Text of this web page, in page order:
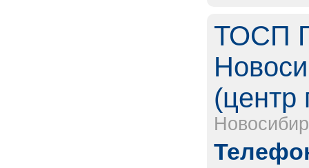
ТОСП
(центр